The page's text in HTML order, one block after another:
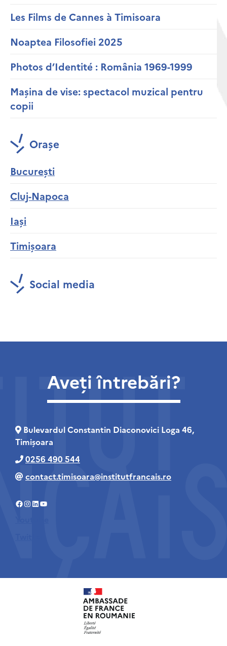
Les Films de Cannes à Timisoara
Noaptea Filosofiei 2025
Photos d’Identité : România 1969-1999
Mașina de vise: spectacol muzical pentru
copii
Orașe
București
Cluj-Napoca
Iași
Timișoara
Social media
Aveți întrebări?
Bulevardul Constantin Diaconovici Loga 46,
Timișoara
0256 490 544
contact.timisoara@institutfrancais.ro
Facebook
Instagram
LinkedIn
YouTube